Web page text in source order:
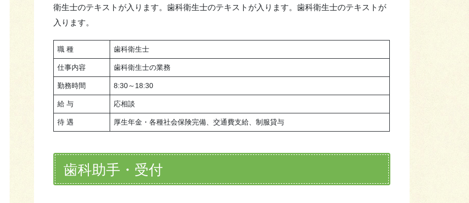
衛生士のテキストが入ります。歯科衛生士のテキストが入ります。歯科衛生士のテキストが
入ります。
職 種 歯科衛生士
仕事内容 歯科衛生士の業務
勤務時間 8:30～18:30
給 与 応相談
待 遇 厚生年金・各種社会保険完備、交通費支給、制服貸与
歯科助手・受付